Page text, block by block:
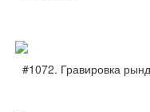
#1072. Гравировка